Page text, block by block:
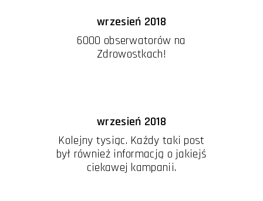
wrzesień 2018
6000 obserwatorów na
Zdrowostkach!
wrzesień 2018
Kolejny tysiąc. Każdy taki post
był również informacją o jakiejś
ciekawej kampanii.